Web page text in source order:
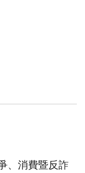
、消費暨反詐